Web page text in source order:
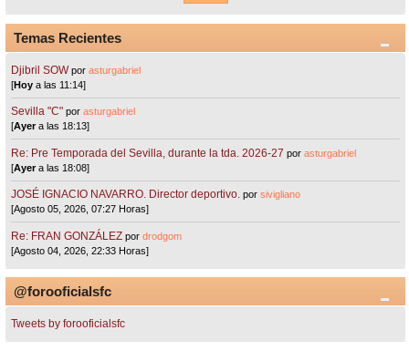
Temas Recientes
Djibril SOW porasturgabriel
[Hoy a las 11:14]
Sevilla "C"porasturgabriel
[Ayera las 18:13]
Re: Pre Temporada del Sevilla, durante la tda. 2026-27 porasturgabriel
[Ayera las 18:08]
JOSÉ IGNACIO NAVARRO. Director deportivo. porsivigliano
[Agosto 05, 2026, 07:27 Horas]
Re: FRAN GONZÁLEZ pordrodgom
[Agosto 04, 2026, 22:33 Horas]
@forooficialsfc
Tweets by forooficialsfc